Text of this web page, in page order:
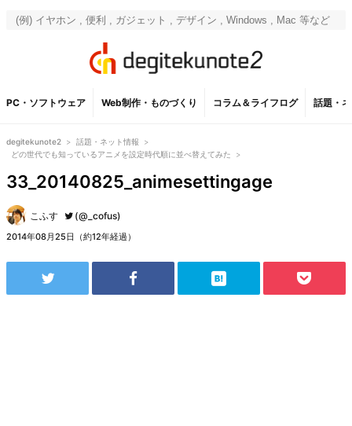
PC・ソフトウェア Web制作・ものづくり コラム＆ライフログ 話題・
degitekunote2 > 話題・ネット情報
>
どの世代でも知っているアニメを設定時代順に並べ替えてみた
>
33_20140825_animesettingage
こふす (@_cofus)
2014年08月25日（約12年経過）